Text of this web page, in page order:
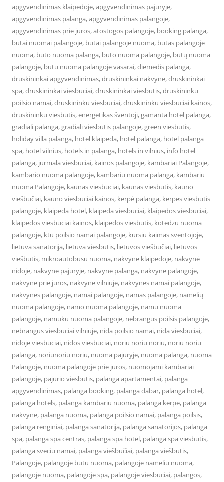
apgyvendinimas klaipedoje,apgyvendinimas pajuryje,
apgyvendinimas palanga,apgyvendinimas palangoje,
apgyvendinimas prie juros,atostogos palangoje, booking palanga,
butai nuomai palangoje, butai palangoje nuoma, butas palangoje
nuoma, buto nuoma palanga, buto nuoma palangoje, butų nuoma
palangoje, butu nuoma palangoje vasarai,diemedis palanga,
druskininkai apgyvendinimas,druskininkai nakvyne,druskininkai
spa,druskininkai viesbuciai,druskininkai viesbutis,druskininku
poilsio namai,druskininku viesbuciai,druskininku viesbuciai kainos,
druskininku viesbutis,energetikas šventoji,gamanta hotel palanga,
gradiali palanga,gradiali viesbutis palangoje,green viesbutis,
holiday villa palanga, hotel klaipeda, hotel palanga, hotel palanga
spa, hotel vilnius, hotels in palanga, hotels in vilnius, info hotel
palanga, jurmala viesbuciai, kainos palangoje, kambariai Palangoje,
kambario nuoma palangoje, kambariu nuoma palanga, kambariu
nuoma Palangoje, kaunas viesbuciai, kaunas viesbutis, kauno
viešbučiai, kauno viesbuciai kainos, kerpė palanga, kerpes viesbutis
palangoje, klaipeda hotel, klaipeda viesbuciai, klaipedos viesbuciai,
klaipedos viesbuciai kainos, klaipedos viesbutis, kotedzu nuoma
palangoje, ktu poilsio namai palangoje, kursiu kaimas sventojoje,
lietuva sanatorija, lietuva viesbutis, lietuvos viešbučiai, lietuvos
viešbutis, mikroautobusu nuoma, nakvyne klaipedoje, nakvynė
nidoje, nakvyne pajuryje, nakvyne palanga, nakvyne palangoje,
nakvyne prie juros, nakvyne vilniuje, nakvynes namai palangoje,
nakvynes palangoje, namai palangoje, namas palangoje, namelių
nuoma palangoje, namo nuoma palangoje, namu nuoma
palangoje, namuku nuoma palangoje, nebrangus poilsis palangoje,
nebrangus viesbuciai vilniuje, nida poilsio namai, nida viesbuciai,
nidoje viesbuciai, nidos viesbuciai, noriu noriu noriu, noriu noriu
palanga, noriunoriu noriu, nuoma pajuryje, nuoma palanga, nuoma
Palangoje, nuoma palangoje prie juros, nuomojami kambariai
palangoje, pajurio viesbutis, palanga apartamentai, palanga
apgyvendinimas, palanga booking, palanga dabar, palanga hotel,
palanga hotels, palanga kambariu nuoma, palanga kerpe, palanga
nakvyne, palanga nuoma, palanga poilsio namai, palanga poilsis,
palanga renginiai, palanga sanatorija, palanga sanatorijos, palanga
spa, palanga spa centras, palanga spa hotel, palanga spa viesbutis,
palanga sveciu namai, palanga viešbučiai, palanga viešbutis,
Palangoje, palangoje butu nuoma, palangoje nameliu nuoma,
palangoje nuoma, palangoje spa, palangoje viesbuciai, palangos,